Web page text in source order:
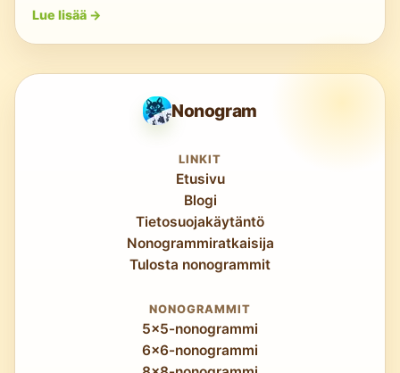
Lue lisää ->
Nonogram
LINKIT
Etusivu
Blogi
Tietosuojakäytäntö
Nonogrammiratkaisija
Tulosta nonogrammit
NONOGRAMMIT
5x5-nonogrammi
6x6-nonogrammi